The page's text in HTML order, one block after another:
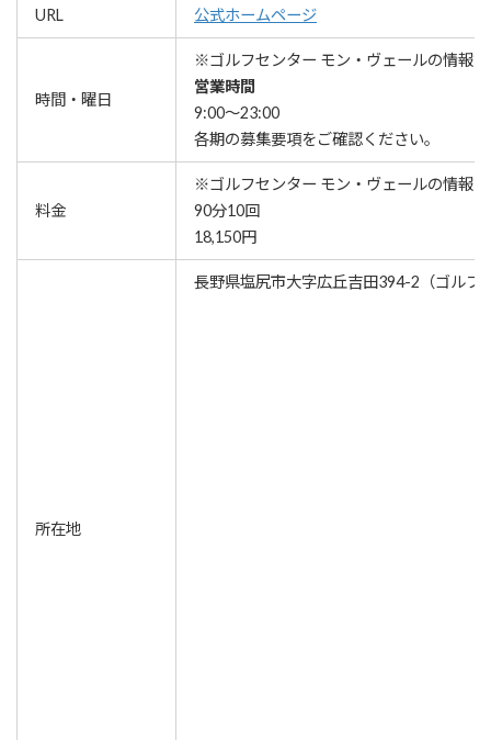
URL 公式ホームページ
時間・曜日
※ゴルフセンター モン・ヴェールの情報
営業時間
9:00～23:00
各期の募集要項をご確認ください。
料金
※ゴルフセンター モン・ヴェールの情報
90分10回
18,150円
所在地
長野県塩尻市大字広丘吉田394-2（ゴルフ